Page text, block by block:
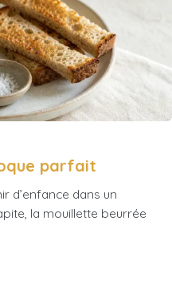
parfait
d’enfance dans un
la mouillette beurrée